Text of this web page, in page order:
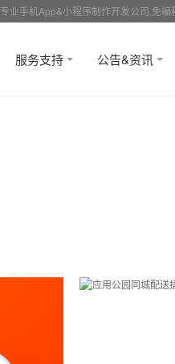
专业手机App&小程序制作开发公司,免
服务支持 公告&资讯